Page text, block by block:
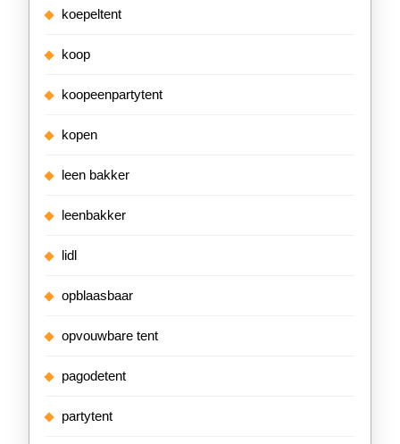
koepeltent
koop
koopeenpartytent
kopen
leen bakker
leenbakker
lidl
opblaasbaar
opvouwbare tent
pagodetent
partytent